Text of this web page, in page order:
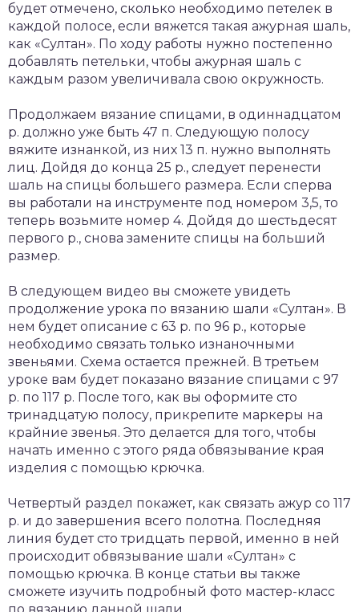
будет отмечено, сколько необходимо петелек в
каждой полосе, если вяжется такая ажурная шаль,
как «Султан». По ходу работы нужно постепенно
добавлять петельки, чтобы ажурная шаль с
каждым разом увеличивала свою окружность.
Продолжаем вязание спицами, в одиннадцатом
р. должно уже быть 47 п. Следующую полосу
вяжите изнанкой, из них 13 п. нужно выполнять
лиц. Дойдя до конца 25 р., следует перенести
шаль на спицы большего размера. Если сперва
вы работали на инструменте под номером 3,5, то
теперь возьмите номер 4. Дойдя до шестьдесят
первого р., снова замените спицы на больший
размер.
В следующем видео вы сможете увидеть
продолжение урока по вязанию шали «Султан». В
нем будет описание с 63 р. по 96 р., которые
необходимо связать только изнаночными
звеньями. Схема остается прежней. В третьем
уроке вам будет показано вязание спицами с 97
р. по 117 р. После того, как вы оформите сто
тринадцатую полосу, прикрепите маркеры на
крайние звенья. Это делается для того, чтобы
начать именно с этого ряда обвязывание края
изделия с помощью крючка.
Четвертый раздел покажет, как связать ажур со 117
р. и до завершения всего полотна. Последняя
линия будет сто тридцать первой, именно в ней
происходит обвязывание шали «Султан» с
помощью крючка. В конце статьи вы также
сможете изучить подробный фото мастер-класс